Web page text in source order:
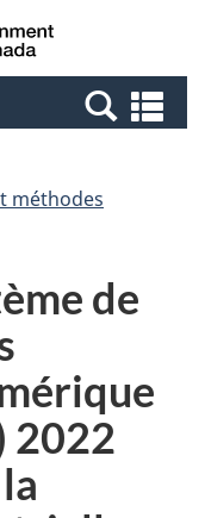
Canada
et
méthodes
de
2022